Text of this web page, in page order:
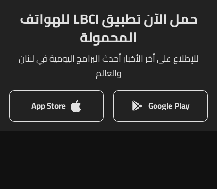
حمل الآن تطبيق LBCI للهواتف
المحمولة
للإطلاع على أخر الأخبار أحدث البرامج اليومية في لبنان
والعالم
Google Play
App Store